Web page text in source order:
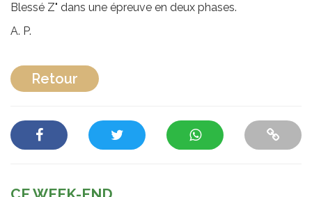
Blessé Z" dans une épreuve en deux phases.
A. P.
Retour